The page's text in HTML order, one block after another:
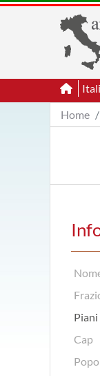
Home
Piani
Cap